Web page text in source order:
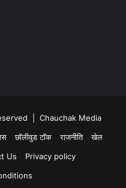
| Chauchak Media
छॉलीवुड टॉक राजनीति
खेल
Us
Privacy policy